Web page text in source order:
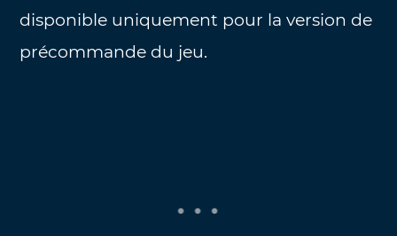
disponible uniquement pour la version de
précommande du jeu.